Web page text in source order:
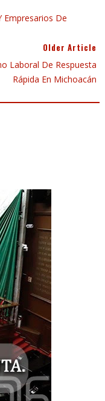
Empresarios De
Older Article
Laboral De Respuesta
Rápida En Michoacán